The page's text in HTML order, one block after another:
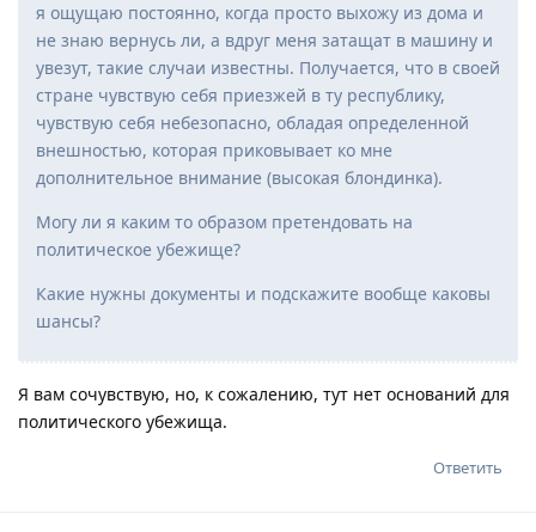
я ощущаю постоянно, когда просто выхожу из дома и
не знаю вернусь ли, а вдруг меня затащат в машину и
увезут, такие случаи известны. Получается, что в своей
стране чувствую себя приезжей в ту республику,
чувствую себя небезопасно, обладая определенной
внешностью, которая приковывает ко мне
дополнительное внимание (высокая блондинка).
Могу ли я каким то образом претендовать на
политическое убежище?
Какие нужны документы и подскажите вообще каковы
шансы?
Я вам сочувствую, но, к сожалению, тут нет оснований для
политического убежища.
Ответить